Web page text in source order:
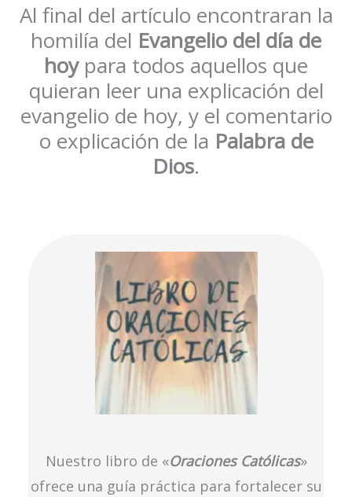
Al final del artículo encontraran la
homilía del Evangelio del día de
hoypara todos aquellos que
quieran leer una explicación del
evangelio de hoy, y el comentario
o explicación de la Palabra de
Dios.
Nuestro libro de «Oraciones Católicas»
ofrece una guía práctica para fortalecer su